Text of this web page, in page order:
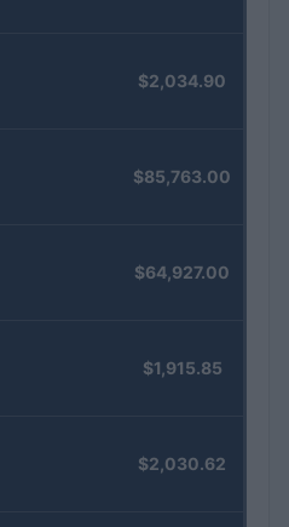
$2,034.90
$85,763.00
$64,927.00
$1,915.85
$2,030.62